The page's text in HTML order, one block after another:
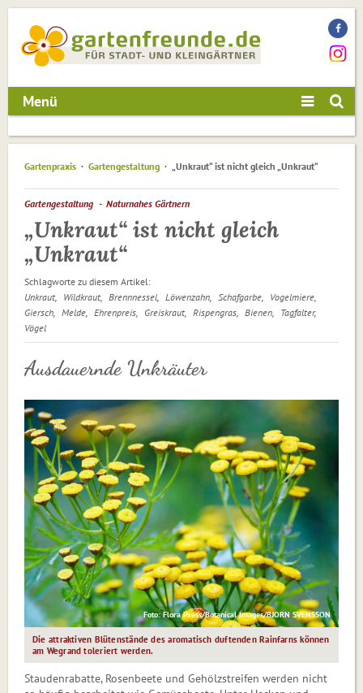
Menü
Gartenpraxis Gartengestaltung „Unkraut“ ist nicht gleich „Unkraut“
Gartengestaltung Naturnahes Gärtnern
„Unkraut“ ist nicht gleich
„Unkraut“
Schlagworte zu diesem Artikel:
Unkraut
Wildkraut Brennnessel Löwenzahn Schafgarbe
Vogelmiere
Giersch
Melde Ehrenpreis Greiskraut Rispengras Bienen
Tagfalter
Vögel
Ausdauernde Unkräuter
Foto: Flora Press/Botanical Images/BJORN SVENSSON
Die attraktiven Blütenstände des aromatisch duftenden Rainfarns können
am Wegrand toleriert werden.
Staudenrabatte, Rosenbeete und Gehölzstreifen werden nicht